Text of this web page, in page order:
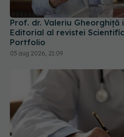
Prof. dr. Valeriu
Editorial al revistei
Portfolio
05 aug 2026, 21:09